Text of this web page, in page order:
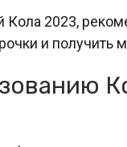
2023,
и получить